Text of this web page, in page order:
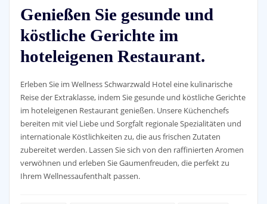
Genießen Sie gesunde und
köstliche Gerichte im
hoteleigenen Restaurant.
Erleben Sie im Wellness Schwarzwald Hotel eine kulinarische
Reise der Extraklasse, indem Sie gesunde und köstliche Gerichte
im hoteleigenen Restaurant genießen. Unsere Küchenchefs
bereiten mit viel Liebe und Sorgfalt regionale Spezialitäten und
internationale Köstlichkeiten zu, die aus frischen Zutaten
zubereitet werden. Lassen Sie sich von den raffinierten Aromen
verwöhnen und erleben Sie Gaumenfreuden, die perfekt zu
Ihrem Wellnessaufenthalt passen.